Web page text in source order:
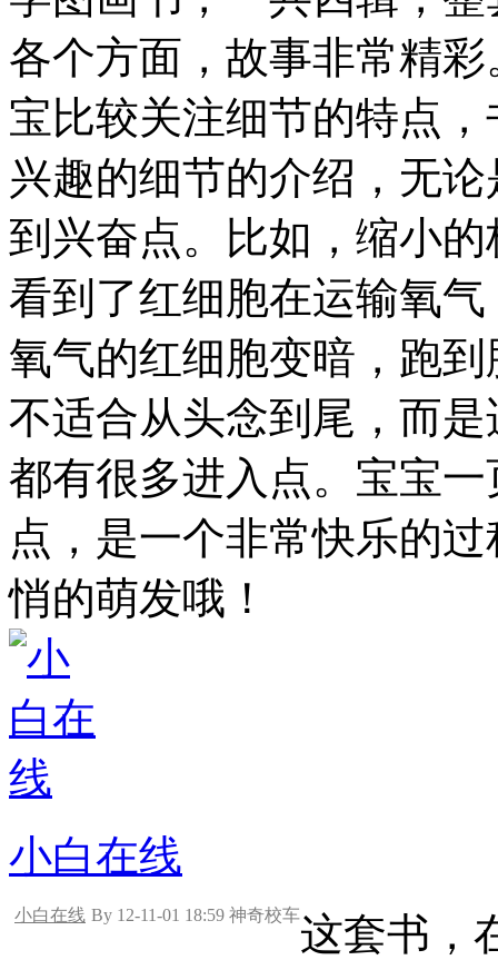
各个方面，故事非常精
宝比较关注细节的特点
兴趣的细节的介绍，无
到兴奋点。比如，缩小
看到了红细胞在运输氧
氧气的红细胞变暗，跑
不适合从头念到尾，而
都有很多进入点。宝宝
点，是一个非常快乐的
悄的萌发哦！
小白在线
小白在线 By 12-11-01 18:59 神奇校车这套书，